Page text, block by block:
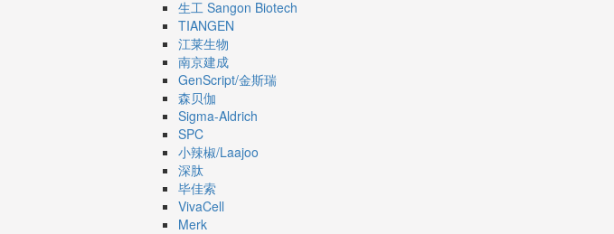
生工 Sangon Biotech
TIANGEN
江莱生物
南京建成
GenScript/金斯瑞
森贝伽
Sigma-Aldrich
SPC
小辣椒/Laajoo
深肽
毕佳索
VivaCell
Merk